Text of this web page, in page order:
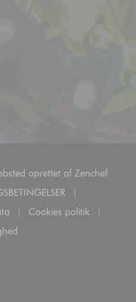
oprettet af Zenchef
((åbner i et nyt vindue))
vindue))
Cookies politik
((åbner i et nyt
i et nyt vindue))